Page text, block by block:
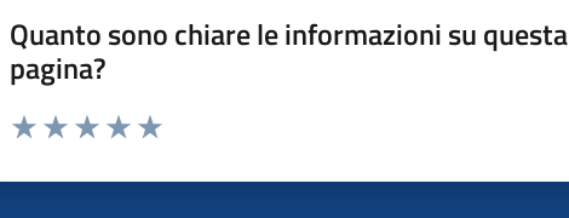
Quanto sono chiare le informazioni su questa
pagina?
Valuta da 1 a 5 stelle la pagina